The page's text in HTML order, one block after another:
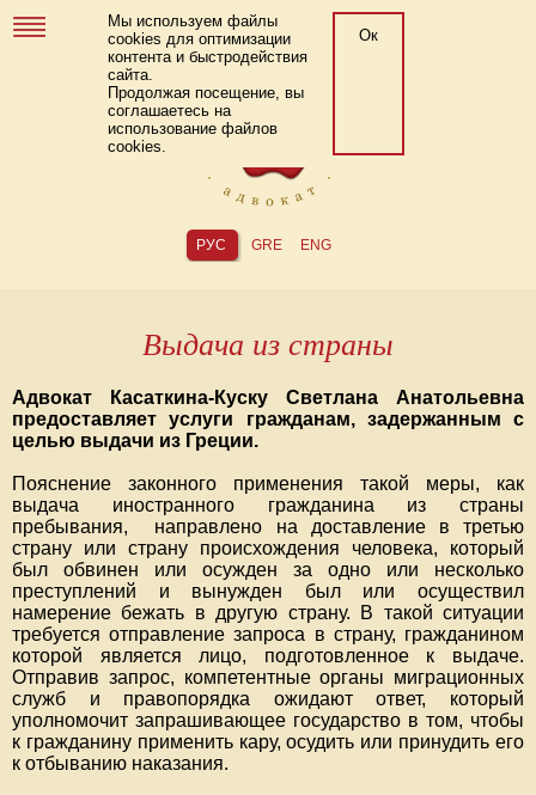
Мы используем файлы
cookies для оптимизации
контента и быстродействия
сайта.
Продолжая посещение, вы
соглашаетесь на
использование файлов
cookies.
Ок
РУС GRE ENG
Выдача из страны
Адвокат Касаткина-Куску Светлана Анатольевна
предоставляет услуги гражданам, задержанным с
целью выдачи из Греции.
Пояснение законного применения такой меры, как
выдача иностранного гражданина из страны
пребывания, направлено на доставление в третью
страну или страну происхождения человека, который
был обвинен или осужден за одно или несколько
преступлений и вынужден был или осуществил
намерение бежать в другую страну. В такой ситуации
требуется отправление запроса в страну, гражданином
которой является лицо, подготовленное к выдаче.
Отправив запрос, компетентные органы миграционных
служб и правопорядка ожидают ответ, который
уполномочит запрашивающее государство в том, чтобы
к гражданину применить кару, осудить или принудить его
к отбыванию наказания.